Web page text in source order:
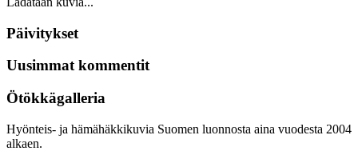
Päivitykset
Uusimmat kommentit
Ötökkägalleria
Hyönteis- ja hämähäkkikuvia Suomen luonnosta aina vuodesta 2004
alkaen.